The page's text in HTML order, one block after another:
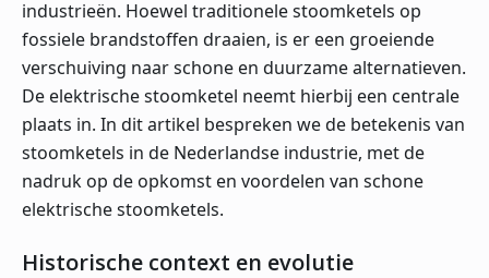
industrieën. Hoewel traditionele stoomketels op
fossiele brandstoffen draaien, is er een groeiende
verschuiving naar schone en duurzame alternatieven.
De elektrische stoomketel neemt hierbij een centrale
plaats in. In dit artikel bespreken we de betekenis van
stoomketels in de Nederlandse industrie, met de
nadruk op de opkomst en voordelen van schone
elektrische stoomketels.
Historische context en evolutie